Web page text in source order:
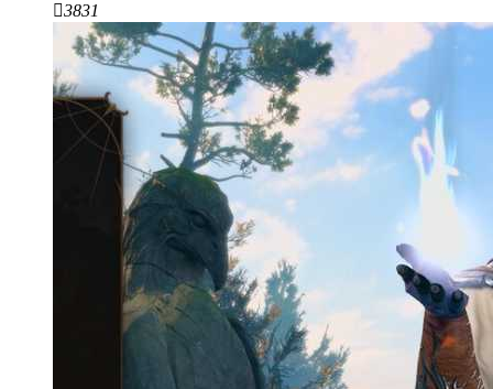
3831